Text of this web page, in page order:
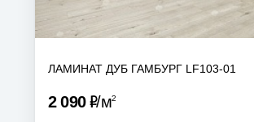
ЛАМИНАТ ДУБ ГАМБУРГ LF103-01
2 090Р м2